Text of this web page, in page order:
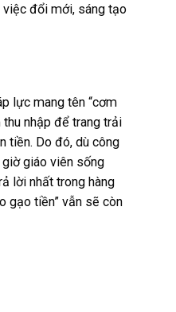
việc đổi mới, sáng tạo
lực mang tên “cơm
nhập để trang trải
tiền. Do đó, dù công
giáo viên sống
lời nhất trong hàng
gạo tiền” vẫn sẽ còn